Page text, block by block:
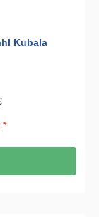
Kubala
*